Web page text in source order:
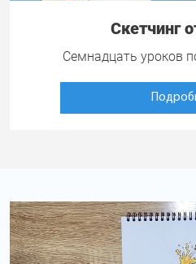
Скетчинг
Семнадцать уроков